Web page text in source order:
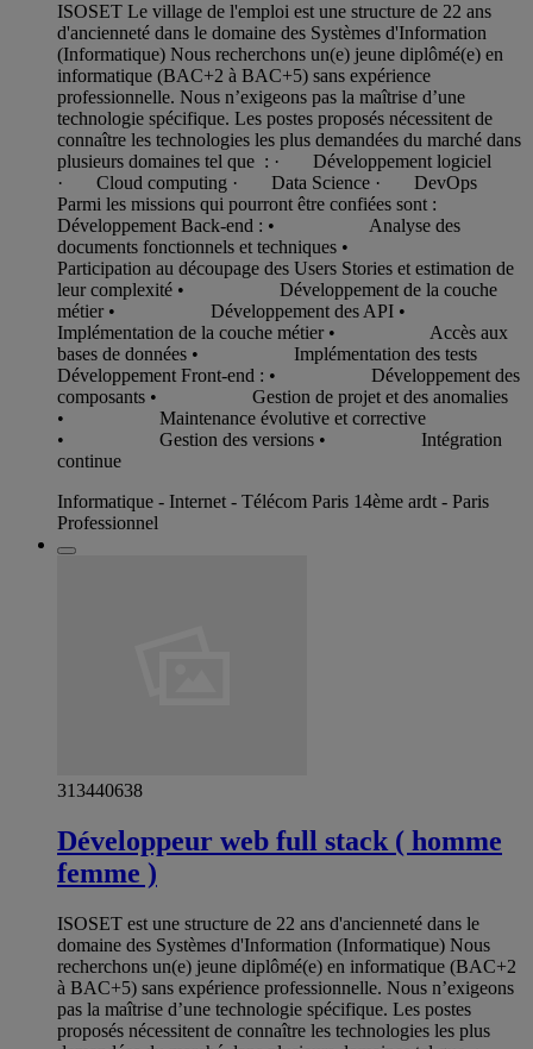
ISOSET Le village de l'emploi est une structure de 22 ans
d'ancienneté dans le domaine des Systèmes d'Information
(Informatique) Nous recherchons un(e) jeune diplômé(e) en
informatique (BAC+2 à BAC+5) sans expérience
professionnelle. Nous n’exigeons pas la maîtrise d’une
technologie spécifique. Les postes proposés nécessitent de
connaître les technologies les plus demandées du marché dans
plusieurs domaines tel que : · Développement logiciel
· Cloud computing · Data Science · DevOps
Parmi les missions qui pourront être confiées sont :
Développement Back-end : • Analyse des
documents fonctionnels et techniques •
Participation au découpage des Users Stories et estimation de
leur complexité • Développement de la couche
métier • Développement des API •
Implémentation de la couche métier • Accès aux
bases de données • Implémentation des tests
Développement Front-end : • Développement des
composants • Gestion de projet et des anomalies
• Maintenance évolutive et corrective
• Gestion des versions • Intégration
continue
Informatique - Internet - Télécom Paris 14ème ardt - Paris
Professionnel
313440638
Développeur web full stack ( homme
femme )
ISOSET est une structure de 22 ans d'ancienneté dans le
domaine des Systèmes d'Information (Informatique) Nous
recherchons un(e) jeune diplômé(e) en informatique (BAC+2
à BAC+5) sans expérience professionnelle. Nous n’exigeons
pas la maîtrise d’une technologie spécifique. Les postes
proposés nécessitent de connaître les technologies les plus